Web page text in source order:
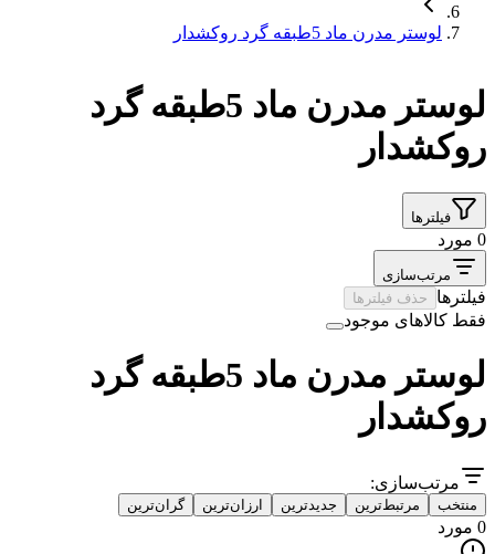
لوستر مدرن ماد 5طبقه گرد روکشدار
لوستر مدرن ماد 5طبقه گرد
روکشدار
فیلترها
0 مورد
مرتب‌سازی
فیلترها حذف فیلترها
فقط کالاهای موجود
لوستر مدرن ماد 5طبقه گرد
روکشدار
مرتب‌سازی:
منتخب مرتبط‌ترین جدیدترین ارزان‌ترین گران‌ترین
0 مورد